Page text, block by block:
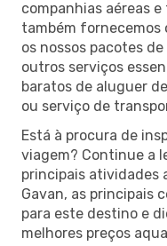
companhias aéreas
também
os nossos pacotes
outros serviços
baratos de aluguer
ou serviço de
Está à procura de
viagem? Continue a
principais atividades
Gavan, as principais
para este destino e
melhores preços